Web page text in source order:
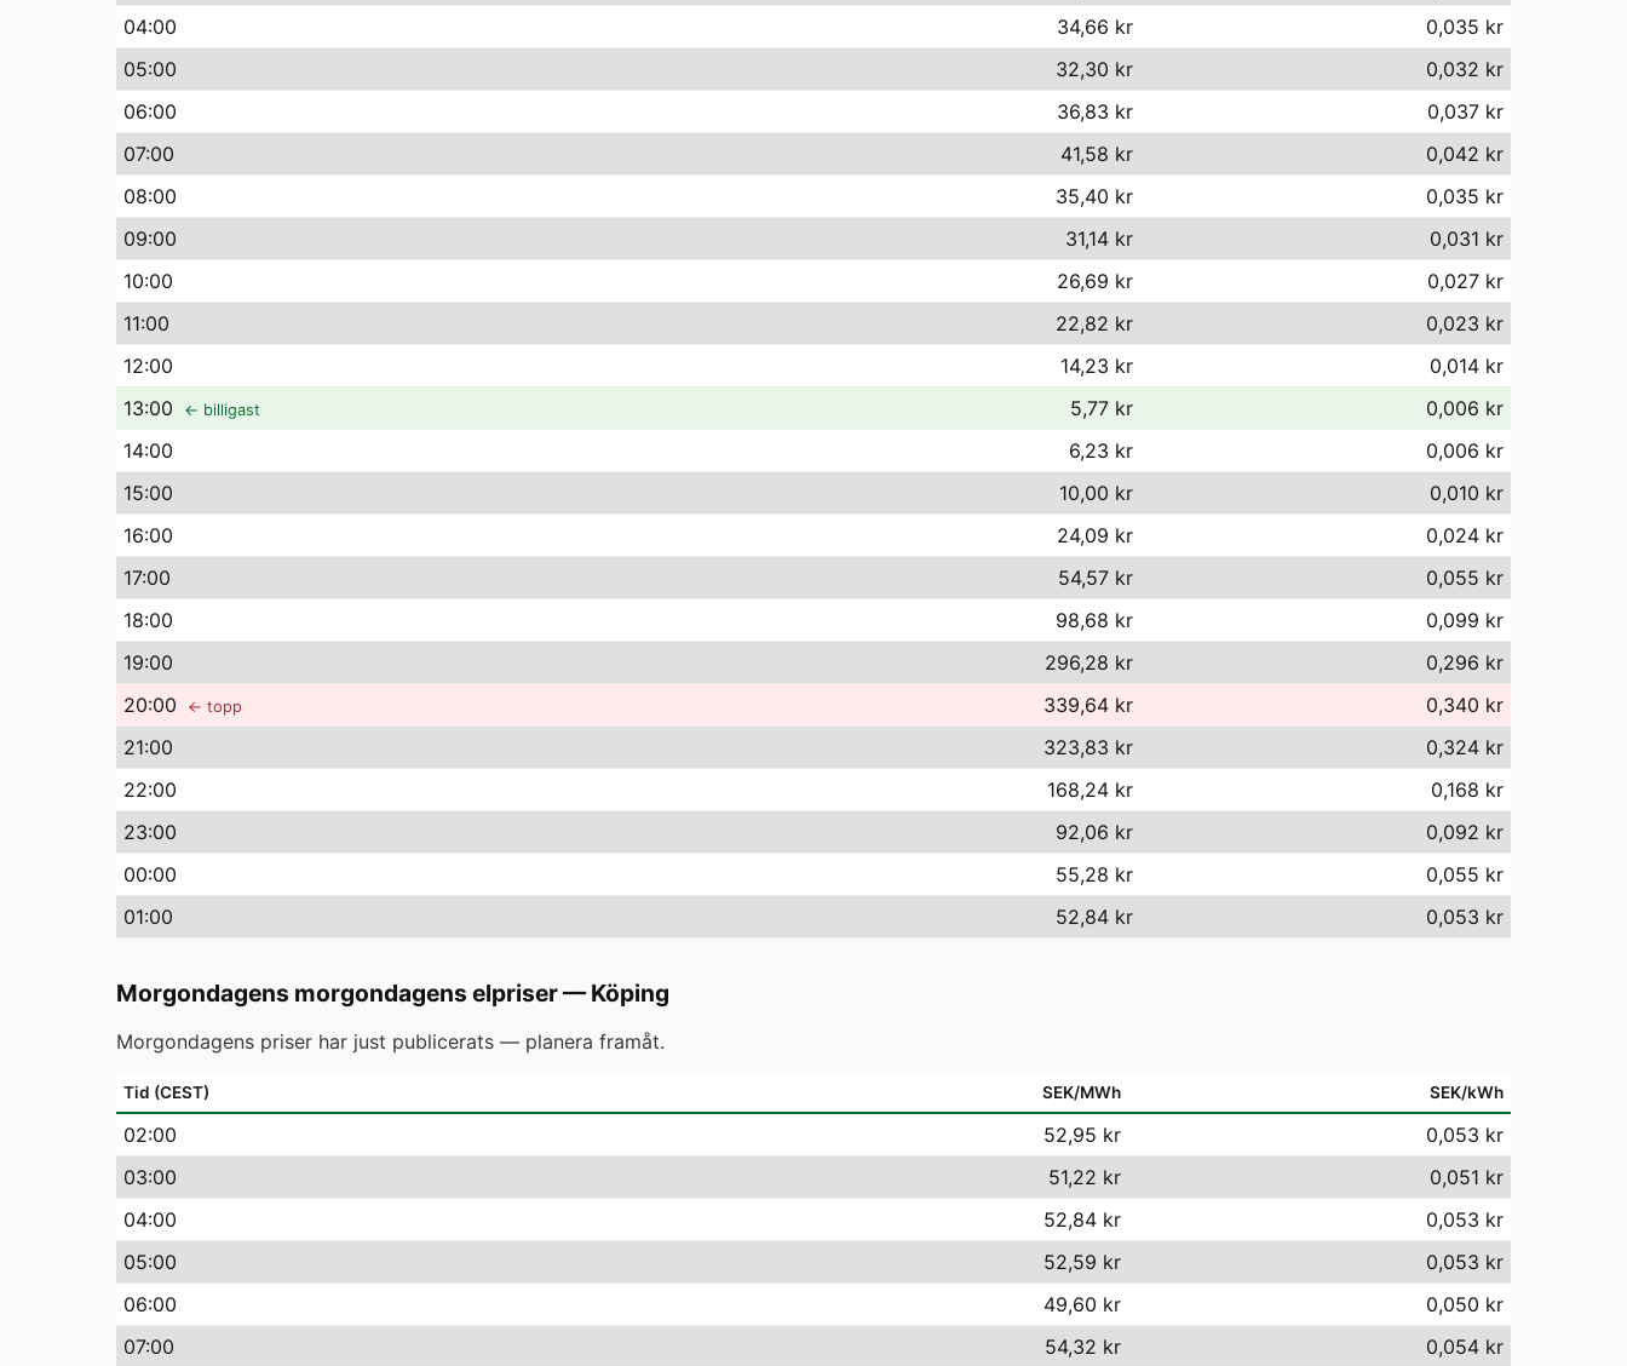
04:00 34,66 kr
0,035 kr
05:00 32,30 kr
0,032 kr
06:00 36,83 kr
0,037 kr
07:00 41,58 kr
0,042 kr
08:00 35,40 kr
0,035 kr
09:00 31,14 kr
0,031 kr
10:00 26,69 kr
0,027 kr
11:00 22,82 kr
0,023 kr
12:00 14,23 kr
0,014 kr
13:00 ← billigast 5,77 kr
0,006 kr
14:00 6,23 kr
0,006 kr
15:00 10,00 kr
0,010 kr
16:00 24,09 kr
0,024 kr
17:00 54,57 kr
0,055 kr
18:00 98,68 kr
0,099 kr
19:00 296,28 kr
0,296 kr
20:00 ← topp 339,64 kr
0,340 kr
21:00 323,83 kr
0,324 kr
22:00 168,24 kr
0,168 kr
23:00 92,06 kr
0,092 kr
00:00 55,28 kr
0,055 kr
01:00 52,84 kr 0,053 kr
Morgondagens morgondagens elpriser—Köping
Morgondagens priser har just publicerats — planera framåt.
Tid (CEST) SEK/MWh SEK/kWh
02:00 52,95 kr
0,053 kr
03:00 51,22 kr
0,051 kr
04:00 52,84 kr
0,053 kr
05:00 52,59 kr
0,053 kr
06:00 49,60 kr
0,050 kr
07:00 54,32 kr
0,054 kr